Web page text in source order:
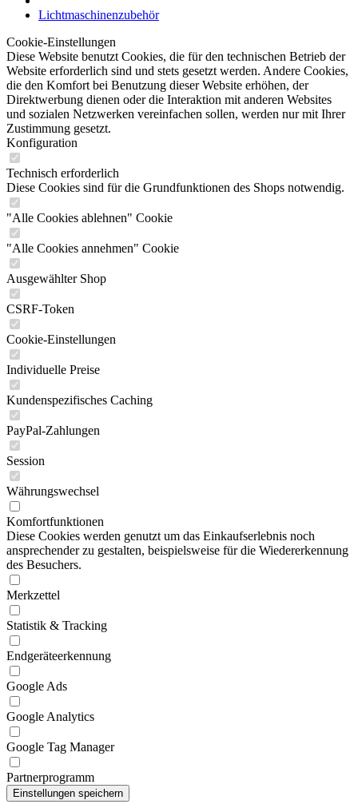
Lichtmaschinenzubehör
Cookie-Einstellungen
Diese Website benutzt Cookies, die für den technischen Betrieb der
Website erforderlich sind und stets gesetzt werden. Andere Cookies,
die den Komfort bei Benutzung dieser Website erhöhen, der
Direktwerbung dienen oder die Interaktion mit anderen Websites
und sozialen Netzwerken vereinfachen sollen, werden nur mit Ihrer
Zustimmung gesetzt.
Konfiguration
Technisch erforderlich
Diese Cookies sind für die Grundfunktionen des Shops notwendig.
"Alle Cookies ablehnen" Cookie
"Alle Cookies annehmen" Cookie
Ausgewählter Shop
CSRF-Token
Cookie-Einstellungen
Individuelle Preise
Kundenspezifisches Caching
PayPal-Zahlungen
Session
Währungswechsel
Komfortfunktionen
Diese Cookies werden genutzt um das Einkaufserlebnis noch
ansprechender zu gestalten, beispielsweise für die Wiedererkennung
des Besuchers.
Merkzettel
Statistik & Tracking
Endgeräteerkennung
Google Ads
Google Analytics
Google Tag Manager
Partnerprogramm